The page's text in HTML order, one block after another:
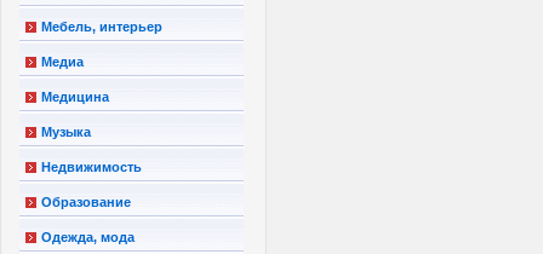
Мебель, интерьер
Медиа
Медицина
Музыка
Недвижимость
Образование
Одежда, мода